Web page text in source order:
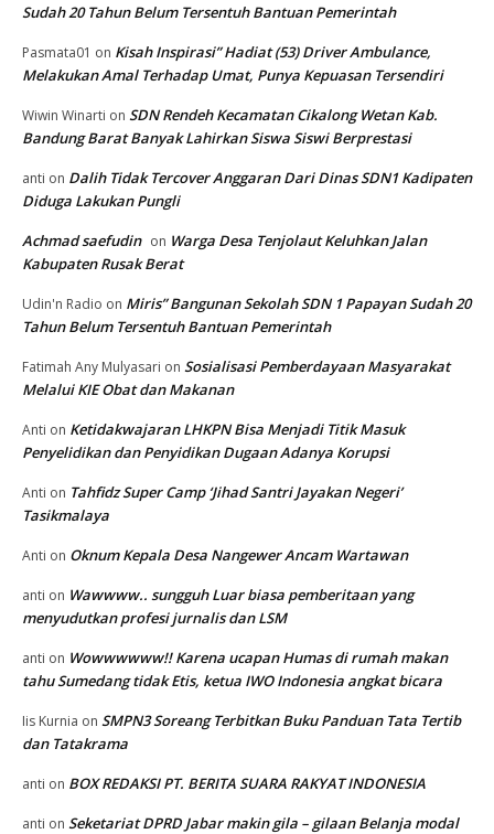
Sudah 20 Tahun Belum Tersentuh Bantuan Pemerintah
Pasmata01 on Kisah Inspirasi” Hadiat (53) Driver Ambulance,
Melakukan Amal Terhadap Umat, Punya Kepuasan Tersendiri
Wiwin Winarti on SDN Rendeh Kecamatan Cikalong Wetan Kab.
Bandung Barat Banyak Lahirkan Siswa Siswi Berprestasi
anti on Dalih Tidak Tercover Anggaran Dari Dinas SDN1 Kadipaten
Diduga Lakukan Pungli
Achmad saefudin on Warga Desa Tenjolaut Keluhkan Jalan
Kabupaten Rusak Berat
Udin'n Radio on Miris” Bangunan Sekolah SDN 1 Papayan Sudah 20
Tahun Belum Tersentuh Bantuan Pemerintah
Fatimah Any Mulyasari on Sosialisasi Pemberdayaan Masyarakat
Melalui KIE Obat dan Makanan
Anti on Ketidakwajaran LHKPN Bisa Menjadi Titik Masuk
Penyelidikan dan Penyidikan Dugaan Adanya Korupsi
Anti on Tahfidz Super Camp ‘Jihad Santri Jayakan Negeri’
Tasikmalaya
Anti on Oknum Kepala Desa Nangewer Ancam Wartawan
anti on Wawwww.. sungguh Luar biasa pemberitaan yang
menyudutkan profesi jurnalis dan LSM
anti on Wowwwwww!! Karena ucapan Humas di rumah makan
tahu Sumedang tidak Etis, ketua IWO Indonesia angkat bicara
Iis Kurnia on SMPN3 Soreang Terbitkan Buku Panduan Tata Tertib
dan Tatakrama
anti on BOX REDAKSI PT. BERITA SUARA RAKYAT INDONESIA
anti on Seketariat DPRD Jabar makin gila – gilaan Belanja modal